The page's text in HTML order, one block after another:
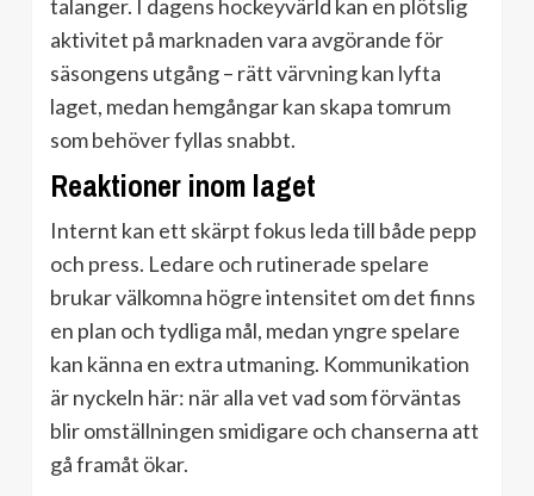
talanger. I dagens hockeyvärld kan en plötslig
aktivitet på marknaden vara avgörande för
säsongens utgång – rätt värvning kan lyfta
laget, medan hemgångar kan skapa tomrum
som behöver fyllas snabbt.
Reaktioner inom laget
Internt kan ett skärpt fokus leda till både pepp
och press. Ledare och rutinerade spelare
brukar välkomna högre intensitet om det finns
en plan och tydliga mål, medan yngre spelare
kan känna en extra utmaning. Kommunikation
är nyckeln här: när alla vet vad som förväntas
blir omställningen smidigare och chanserna att
gå framåt ökar.